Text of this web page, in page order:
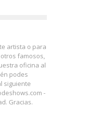
artista o para
famosos,
oficina al
podes
siguiente
-
Gracias.